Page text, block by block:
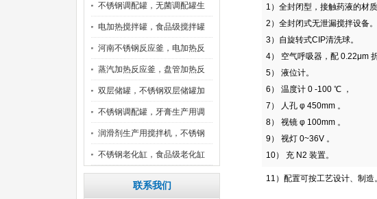
不锈钢调配罐，无菌调配罐生
产
电加热搅拌罐，食品级搅拌罐
供
河南不锈钢反应釜，电加热反
应
蒸汽加热反应釜，盘管加热反
应
双层储罐，不锈钢双层储罐加
工
不锈钢调配罐，牙膏生产用调
配
润滑剂生产用搅拌机，不锈钢
搅
不锈钢老化缸，食品级老化缸
河
联系我们
1）全封闭型，接触药液的材
2）全封闭式无泄漏搅拌设备。
3）自旋转式CIP清洗球。
4） 空气呼吸器，配 0.22μm
5） 液位计。
6） 温度计 0 -100 ℃ ，
7） 人孔 φ 450mm 。
8） 视镜 φ 100mm 。
9） 视灯 0~36V 。
10） 充 N2 装置。
11）配置可按工艺设计、制造。